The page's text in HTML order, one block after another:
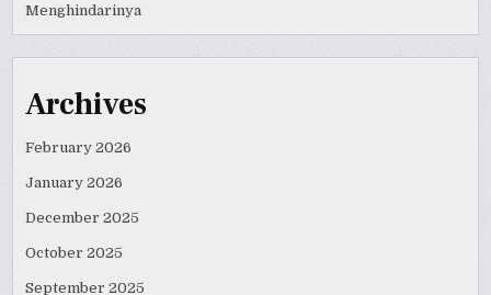
Menghindarinya
Archives
February 2026
January 2026
December 2025
October 2025
September 2025